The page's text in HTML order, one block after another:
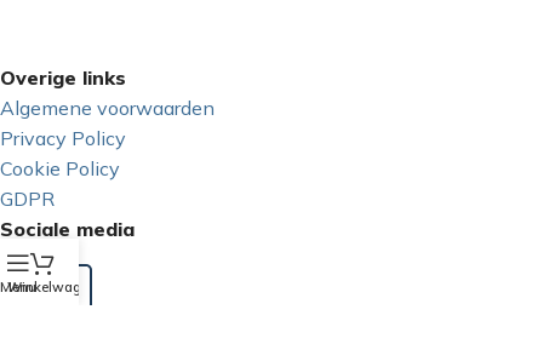
Overige links
Algemene voorwaarden
Privacy Policy
Cookie Policy
GDPR
Sociale media
Menu
Winkelwagen